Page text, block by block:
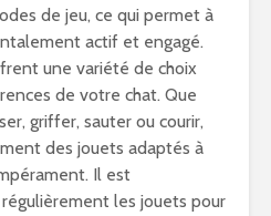
de jeu, ce qui permet à
actif et engagé.
une variété de choix
de votre chat. Que
griffer, sauter ou courir,
des jouets adaptés à
Il est
les jouets pour